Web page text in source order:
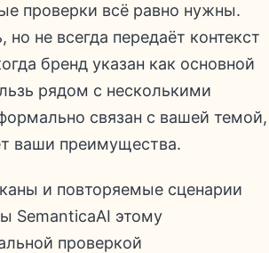
проверки всё равно нужны.
не всегда передаёт контекст
бренд указан как основной
рядом с несколькими
связан с вашей темой,
ваши преимущества.
и повторяемые сценарии
SemanticaAI этому
проверкой